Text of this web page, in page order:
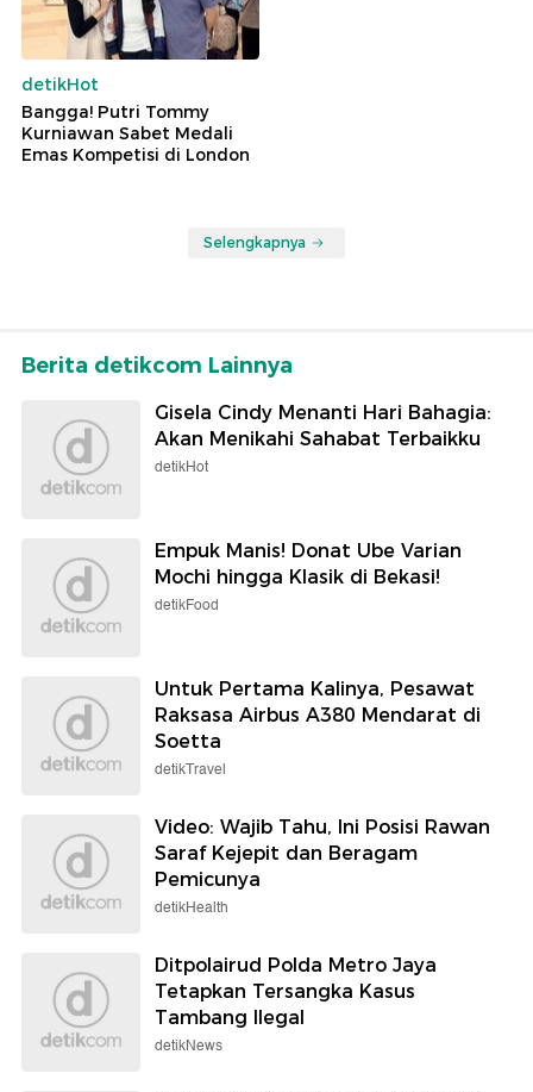
detikHot
Bangga! Putri Tommy
Kurniawan Sabet Medali
Emas Kompetisi di London
Selengkapnya
Berita detikcom Lainnya
Gisela Cindy Menanti Hari Bahagia:
Akan Menikahi Sahabat Terbaikku
detikHot
Empuk Manis! Donat Ube Varian
Mochi hingga Klasik di Bekasi!
detikFood
Untuk Pertama Kalinya, Pesawat
Raksasa Airbus A380 Mendarat di
Soetta
detikTravel
Video: Wajib Tahu, Ini Posisi Rawan
Saraf Kejepit dan Beragam
Pemicunya
detikHealth
Ditpolairud Polda Metro Jaya
Tetapkan Tersangka Kasus
Tambang Ilegal
detikNews